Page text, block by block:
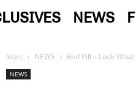
NEWS
Start NEWS Red Pill – Look
NEWS